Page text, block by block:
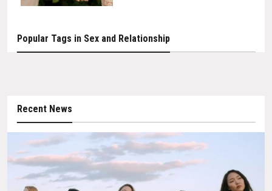
Popular Tags in Sex and Relationship
Recent News